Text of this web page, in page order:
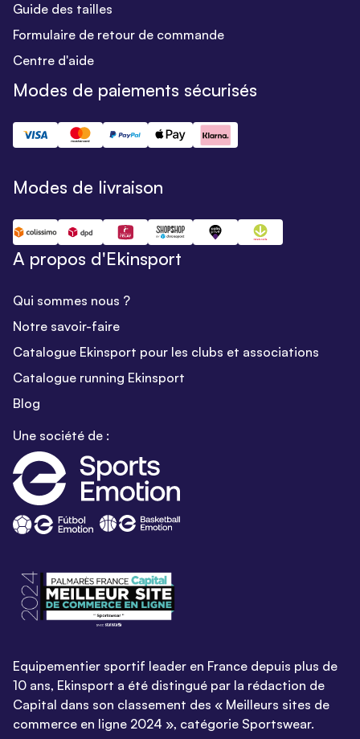
Guide des tailles
Formulaire de retour de commande
Centre d'aide
Modes de paiements sécurisés
Modes de livraison
A propos d'Ekinsport
Qui sommes nous ?
Notre savoir-faire
Catalogue Ekinsport pour les clubs et associations
Catalogue running Ekinsport
Blog
Une société de :
Equipementier sportif leader en France depuis plus de
10 ans, Ekinsport a été distingué par la rédaction de
Capital dans son classement des « Meilleurs sites de
commerce en ligne 2024 », catégorie Sportswear.